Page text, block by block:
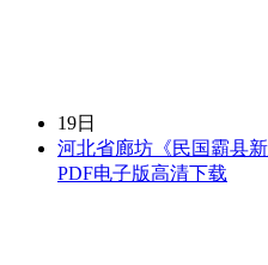
19日
河北省廊坊《民国霸县
PDF电子版高清下载